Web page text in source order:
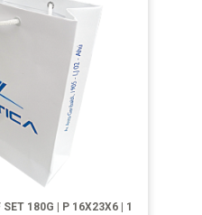
180G | P 16X23X6 | 1